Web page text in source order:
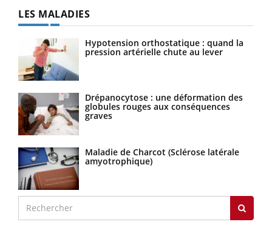
LES MALADIES
Hypotension orthostatique : quand la
pression artérielle chute au lever
Drépanocytose : une déformation des
globules rouges aux conséquences
graves
Maladie de Charcot (Sclérose latérale
amyotrophique)